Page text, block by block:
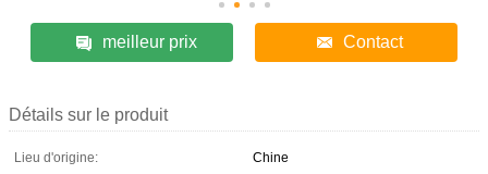
meilleur prix Contact
Détails sur le produit
Lieu d'origine:
Chine